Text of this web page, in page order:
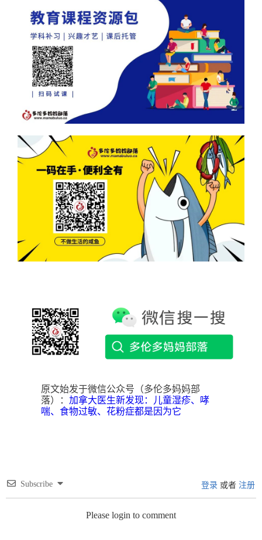
原文始发于微信公众号（多伦多妈妈部
落）：加拿大医生新发现：儿童湿疹、哮
喘、食物过敏、花粉症都是因为它
Subscribe 登录 或者 注册
Please login to comment